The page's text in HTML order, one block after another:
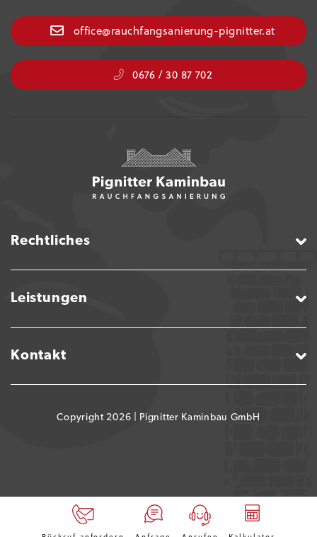
office@rauchfangsanierung-pignitter.at
0676 / 30 87 702
Rechtliches
Leistungen
Kontakt
Copyright 2026 | Pignitter Kaminbau GmbH